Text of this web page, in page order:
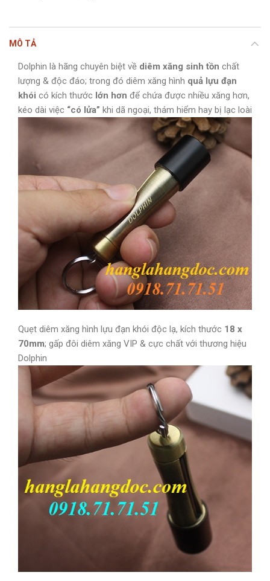
MÔ TẢ
Dolphin là hãng chuyên biệt về diêm xăng sinh tồn chất
lượng & độc đáo; trong đó diêm xăng hình quả lựu đạn
khói có kích thước lớn hơn để chứa được nhiều xăng hơn,
kéo dài việc “có lửa” khi dã ngoại, thám hiểm hay bị lạc loài
Quẹt diêm xăng hình lựu đạn khói độc lạ, kích thước 18 x
70mm; gấp đôi diêm xăng VIP & cực chất với thương hiệu
Dolphin